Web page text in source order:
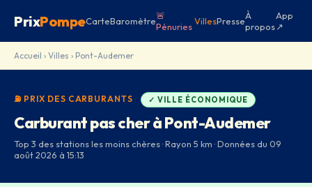
PrixPompeCarteBaromètre🚨
Pénuries VillesPresseÀ
propos
App
↗
Accueil › Villes › Pont-Audemer
⛽ PRIX DES CARBURANTS ✓ VILLE ÉCONOMIQUE
Carburant pas cher à Pont-Audemer
Top 3 des stations les moins chères · Rayon 5 km · Données du 09
août 2026 à 15:13